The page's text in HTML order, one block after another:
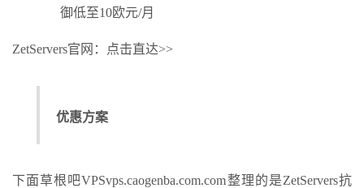
ZetServers官网：点击直达>>
优惠方案
下面草根吧VPSvps.caogenba.com.com整理的是ZetServers抗